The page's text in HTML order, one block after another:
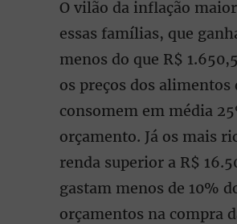
O vilão da inflação
essas famílias, que
menos do que R$
os preços dos alimentos
consomem em média
orçamento. Já os mais
renda superior a R$
gastam menos de 10%
orçamentos na compra